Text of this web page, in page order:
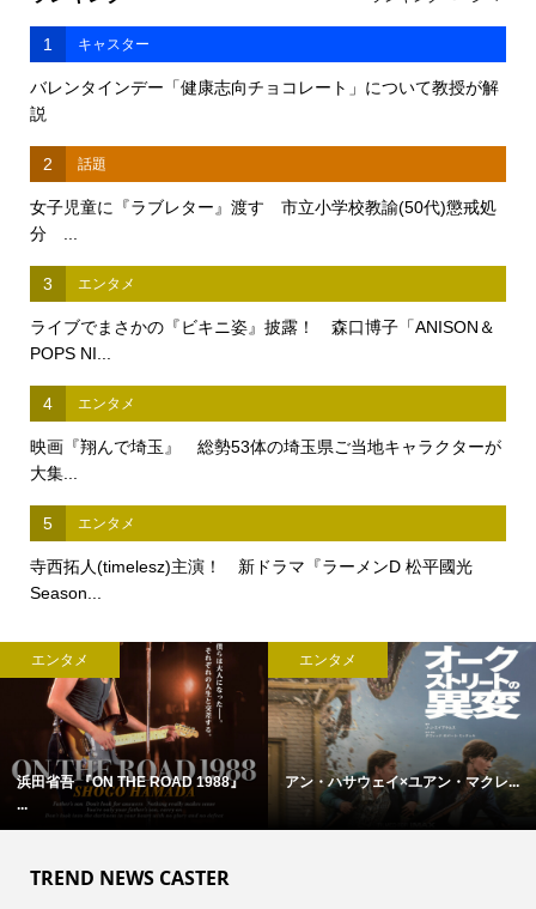
1 キャスター
バレンタインデー「健康志向チョコレート」について教授が解
説
2 話題
女子児童に『ラブレター』渡す 市立小学校教諭(50代)懲戒処
分 ...
3 エンタメ
ライブでまさかの『ビキニ姿』披露！ 森口博子「ANISON＆
POPS NI...
4 エンタメ
映画『翔んで埼玉』 総勢53体の埼玉県ご当地キャラクターが
大集...
5 エンタメ
寺西拓人(timelesz)主演！ 新ドラマ『ラーメンD 松平國光
Season...
エンタメ
浜田省吾 『ON THE ROAD 1988』
...
エンタメ
アン・ハサウェイ×ユアン・マクレ...
TREND NEWS CASTER